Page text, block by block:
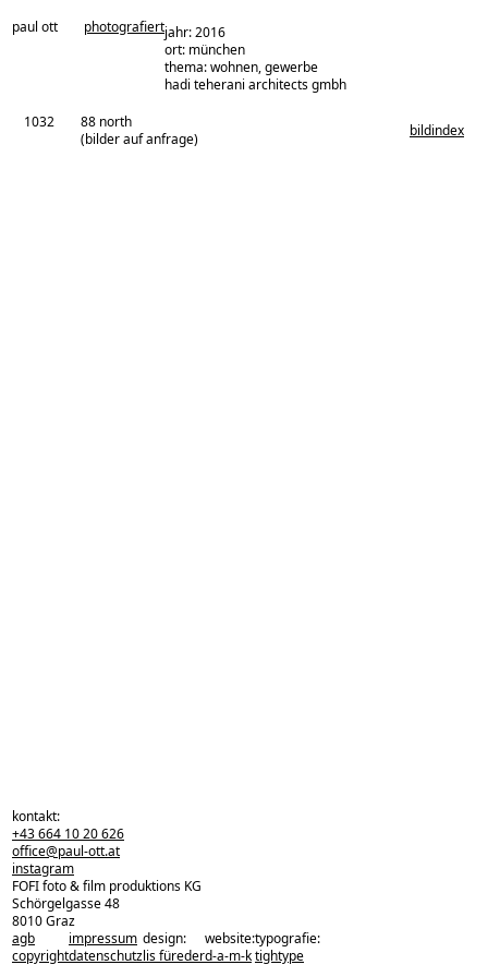
paul ott photografiertjahr: 2016
ort: münchen
thema: wohnen, gewerbe
architekturbüro:
hadi teherani architects gmbh
1032
88 north
(bilder auf anfrage)
bildindex
zurück zu den projekten
kontakt:
+43 664 10 20 626
office@paul-ott.at
instagram
FOFI foto & film produktions KG
Schörgelgasse 48
8010 Graz
agb
copyright
impressum
datenschutz
design:
lis füreder
website:
d-a-m-k
typografie:
tightype